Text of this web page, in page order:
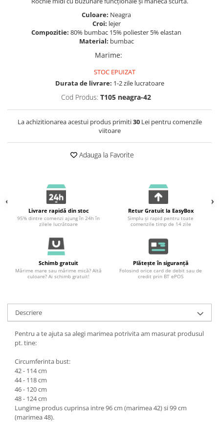
Culoare: Neagra
Croi: lejer
Compozitie: 80% bumbac 15% poliester 5% elastan
Material: bumbac
Marime:
STOC EPUIZAT
Durata de livrare: 1-2 zile lucratoare
Cod Produs: T105 neagra-42
La achizitionarea acestui produs primiti30Lei pentru comenzile
viitoare
Adauga la Favorite
Livrare rapidă din stoc
95% dintre comenzi ajung în 24h în
zilele lucrătoare
Retur Gratuit la EasyBox
Simplu și rapid pentru toate
comenzile timp de 14 zile
Schimb gratuit
Mărime mare sau mărime mică? Altă
culoare? Ai schimb gratuit!
Plătește în siguranță
Folosind orice card de debit sau de
credit prin BT ePOS
Descriere
Pentru a te ajuta sa alegi marimea potrivita am masurat produsul
pt. tine:
Circumferinta bust:
42 - 114 cm
44 - 118 cm
46 - 120 cm
48 - 124 cm
Lungime produs cuprinsa intre 96 cm (marimea 42) si 99 cm
(marimea 48).